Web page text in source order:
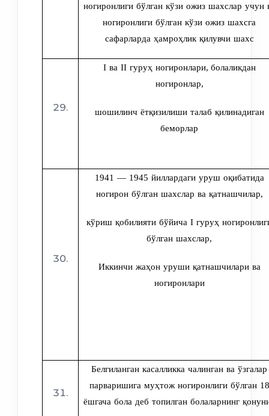
ногиронлиги бўлган кўзи ожиз шахслар учун
ногиронлиги бўлган кўзи ожиз шахсга
сафарларда ҳамроҳлик қилувчи шахс
I ва II гуруҳ ногиронлари, болаликдан
ногиронлар,
шошилинч ётқизилиши талаб қилинадиган
беморлар
1941 — 1945 йиллардаги уруш оқибатида
ногирон бўлган шахслар ва қатнашчилар,
кўриш қобилияти бўйича I гуруҳ
бўлган шахслар,
Иккинчи жаҳон уруши қатнашчилари ва
ногиронлари
Белгиланган касалликка чалинган ва ўзгалар
парваришига муҳтож ногиронлиги бўлган 18
ёшгача бола деб топилган болаларнинг